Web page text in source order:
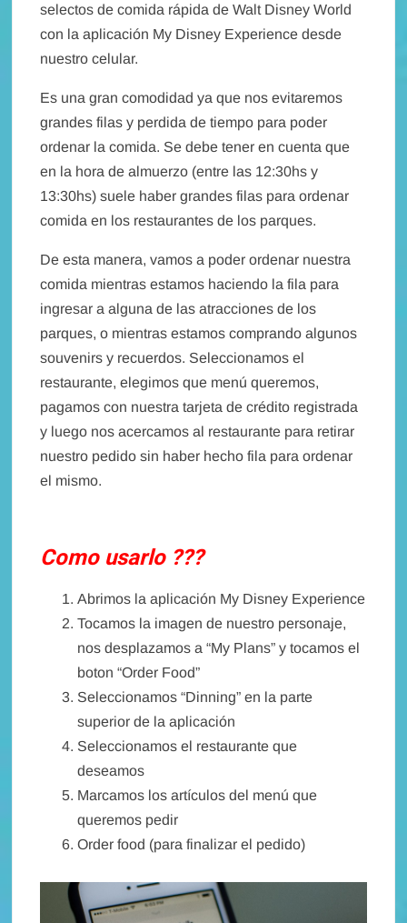
selectos de comida rápida de Walt Disney World
con la aplicación My Disney Experience desde
nuestro celular.
Es una gran comodidad ya que nos evitaremos
grandes filas y perdida de tiempo para poder
ordenar la comida. Se debe tener en cuenta que
en la hora de almuerzo (entre las 12:30hs y
13:30hs) suele haber grandes filas para ordenar
comida en los restaurantes de los parques.
De esta manera, vamos a poder ordenar nuestra
comida mientras estamos haciendo la fila para
ingresar a alguna de las atracciones de los
parques, o mientras estamos comprando algunos
souvenirs y recuerdos. Seleccionamos el
restaurante, elegimos que menú queremos,
pagamos con nuestra tarjeta de crédito registrada
y luego nos acercamos al restaurante para retirar
nuestro pedido sin haber hecho fila para ordenar
el mismo.
Como usarlo ???
Abrimos la aplicación My Disney Experience
Tocamos la imagen de nuestro personaje,
nos desplazamos a “My Plans” y tocamos el
boton “Order Food”
Seleccionamos “Dinning” en la parte
superior de la aplicación
Seleccionamos el restaurante que
deseamos
Marcamos los artículos del menú que
queremos pedir
Order food (para finalizar el pedido)